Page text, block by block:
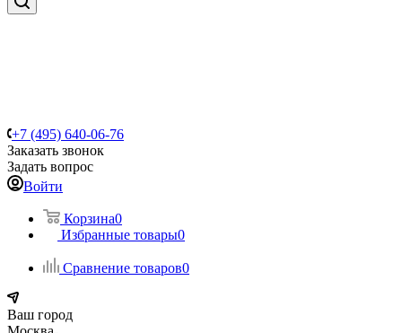
+7 (495) 640-06-76
Заказать звонок
Задать вопрос
Войти
Корзина0
Избранные товары0
Сравнение товаров0
Ваш город